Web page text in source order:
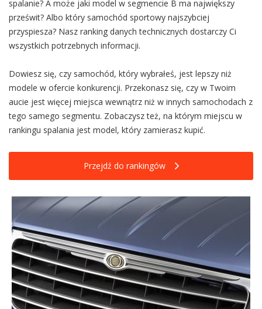
spalanie? A może jaki model w segmencie B ma największy
prześwit? Albo który samochód sportowy najszybciej
przyspiesza? Nasz ranking danych technicznych dostarczy Ci
wszystkich potrzebnych informacji.
Dowiesz się, czy samochód, który wybrałeś, jest lepszy niż
modele w ofercie konkurencji. Przekonasz się, czy w Twoim
aucie jest więcej miejsca wewnątrz niż w innych samochodach z
tego samego segmentu. Zobaczysz też, na którym miejscu w
rankingu spalania jest model, który zamierasz kupić.
Przejdź do rankingów